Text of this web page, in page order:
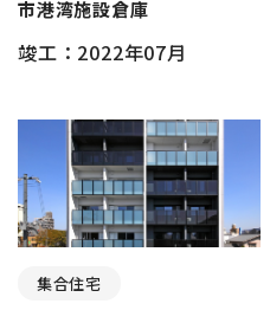
市港湾施設倉庫
竣工：2022年07月
集合住宅